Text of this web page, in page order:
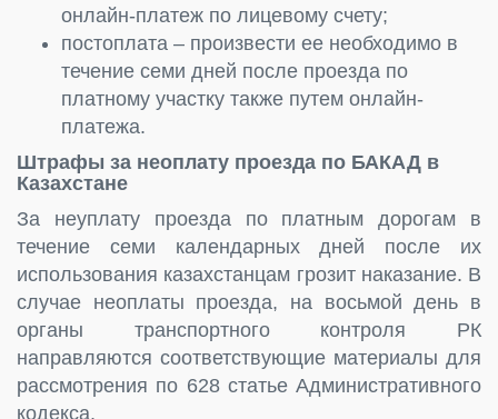
онлайн-платеж по лицевому счету;
постоплата – произвести ее необходимо в
течение семи дней после проезда по
платному участку также путем онлайн-
платежа.
Штрафы за неоплату проезда по БАКАД в
Казахстане
За неуплату проезда по платным дорогам в
течение семи календарных дней после их
использования казахстанцам грозит наказание. В
случае неоплаты проезда, на восьмой день в
органы транспортного контроля РК
направляются соответствующие материалы для
рассмотрения по 628 статье Административного
кодекса.